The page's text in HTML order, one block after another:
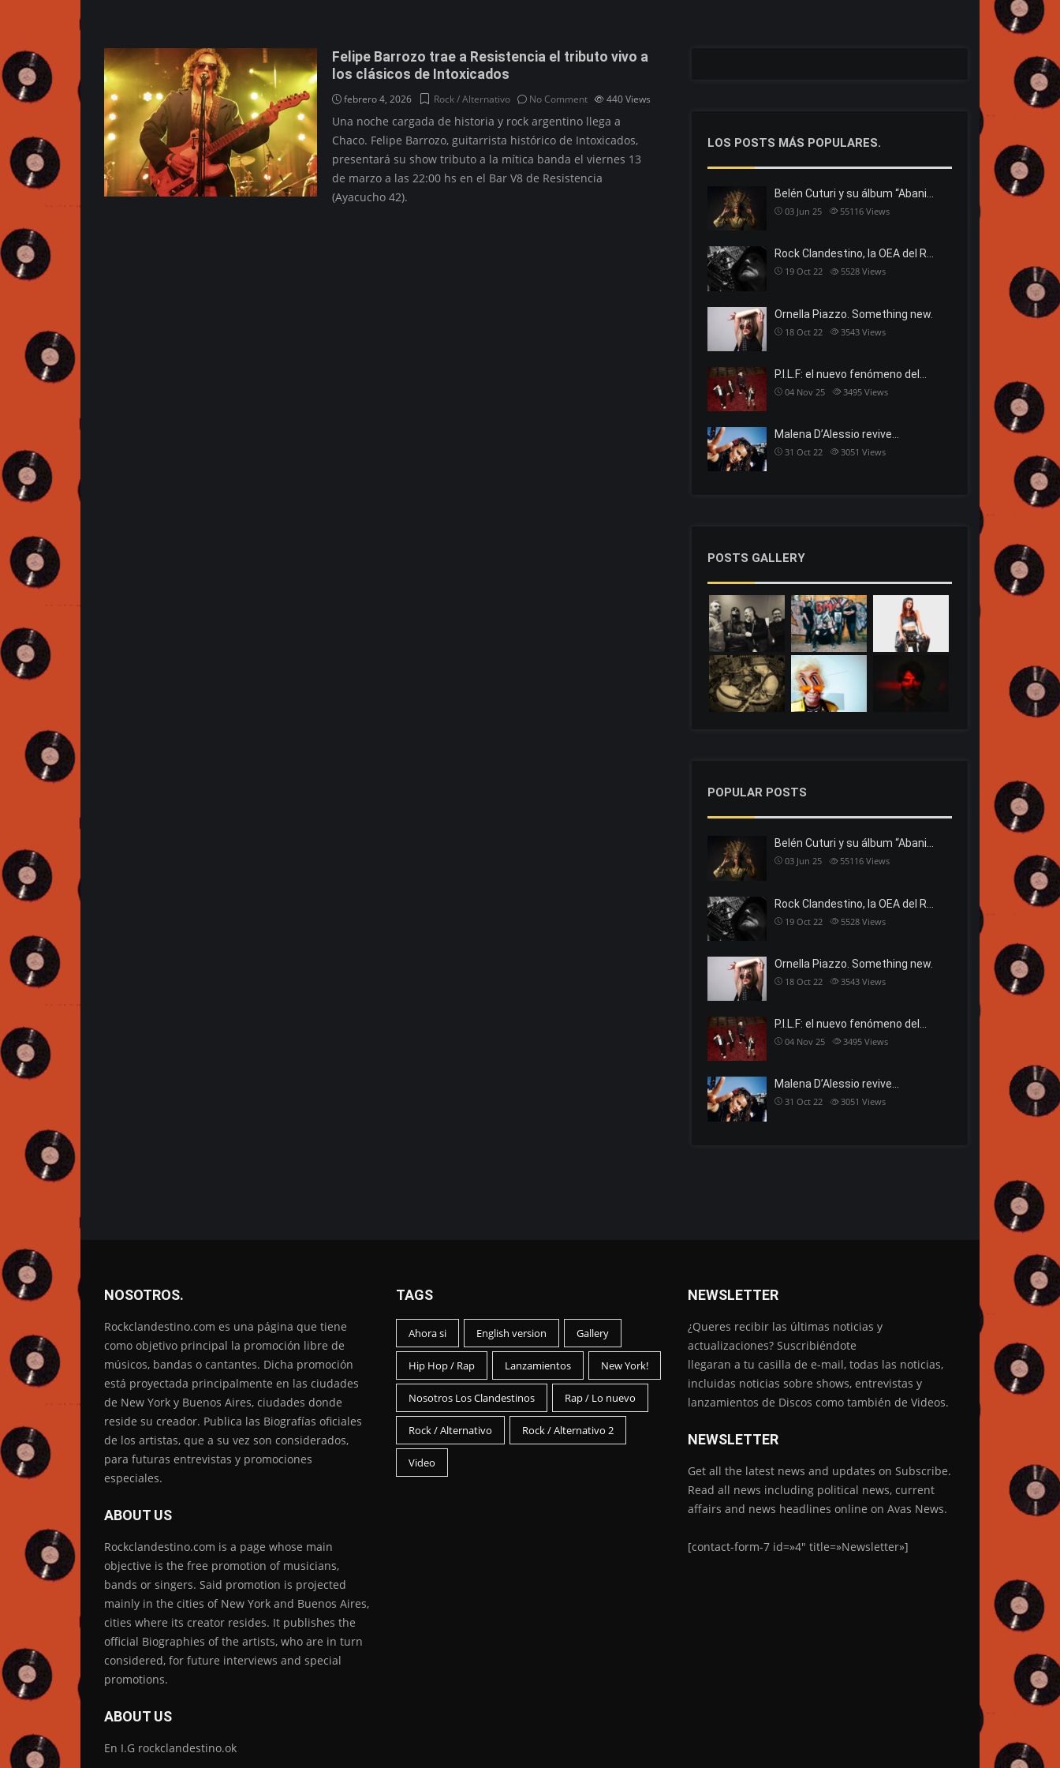
Felipe Barrozo trae a Resistencia el tributo vivo a
los clásicos de Intoxicados
febrero 4, 2026 Rock / Alternativo No Comment 440Views
Una noche cargada de historia y rock argentino llega a
Chaco. Felipe Barrozo, guitarrista histórico de Intoxicados,
presentará su show tributo a la mítica banda el viernes 13
de marzo a las 22:00 hs en el Bar V8 de Resistencia
(Ayacucho 42).
LOS POSTS MÁS POPULARES.
Belén Cuturi y su álbum “Abani…
03 Jun 25 55116 Views
Rock Clandestino, la OEA del R…
19 Oct 22 5528 Views
Ornella Piazzo. Something new.
18 Oct 22 3543 Views
P.I.L.F: el nuevo fenómeno del…
04 Nov 25 3495 Views
Malena D’Alessio revive…
31 Oct 22 3051 Views
POSTS GALLERY
POPULAR POSTS
Belén Cuturi y su álbum “Abani…
03 Jun 25 55116 Views
Rock Clandestino, la OEA del R…
19 Oct 22 5528 Views
Ornella Piazzo. Something new.
18 Oct 22 3543 Views
P.I.L.F: el nuevo fenómeno del…
04 Nov 25 3495 Views
Malena D’Alessio revive…
31 Oct 22 3051 Views
NOSOTROS.
Rockclandestino.com es una página que tiene
como objetivo principal la promoción libre de
músicos, bandas o cantantes. Dicha promoción
está proyectada principalmente en las ciudades
de New York y Buenos Aires, ciudades donde
reside su creador. Publica las Biografías oficiales
de los artistas, que a su vez son considerados,
para futuras entrevistas y promociones
especiales.
ABOUT US
Rockclandestino.com is a page whose main
objective is the free promotion of musicians,
bands or singers. Said promotion is projected
mainly in the cities of New York and Buenos Aires,
cities where its creator resides. It publishes the
official Biographies of the artists, who are in turn
considered, for future interviews and special
promotions.
ABOUT US
En I.G rockclandestino.ok
TAGS
Ahora si English version Gallery
Hip Hop / Rap Lanzamientos New York!
Nosotros Los Clandestinos Rap / Lo nuevo
Rock / Alternativo Rock / Alternativo 2
Video
NEWSLETTER
¿Queres recibir las últimas noticias y
actualizaciones? Suscribiéndote
llegaran a tu casilla de e-mail, todas las noticias,
incluidas noticias sobre shows, entrevistas y
lanzamientos de Discos como también de Videos.
NEWSLETTER
Get all the latest news and updates on Subscribe.
Read all news including political news, current
affairs and news headlines online on Avas News.
[contact-form-7 id=»4″ title=»Newsletter»]